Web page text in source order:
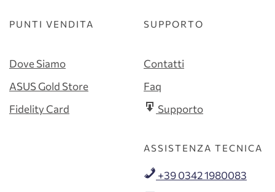
PUNTI VENDITA
Dove Siamo
ASUS Gold Store
Fidelity Card
SUPPORTO
Contatti
Faq
Supporto
ASSISTENZA TECNICA
+39 0342 1980083